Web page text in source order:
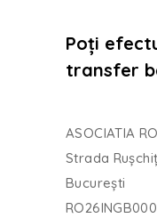
Poți
transfer
ASOCIATIA
Strada
București